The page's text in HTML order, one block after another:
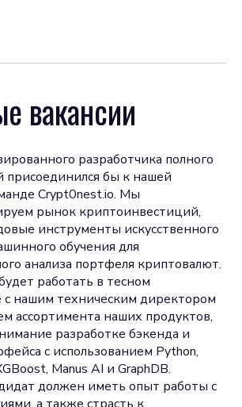
вакансии
разработчика полного
присоединился бы к нашей
Crypt0nest.io. Мы
рынок криптоинвестиций,
инструменты искусственного
обучения для
анализа портфеля криптовалют.
работать в тесном
с нашим техническим директором
ассортимента наших продуктов,
разработке бэкенда и
с использованием Python,
Manus AI и GraphDB.
должен иметь опыт работы с